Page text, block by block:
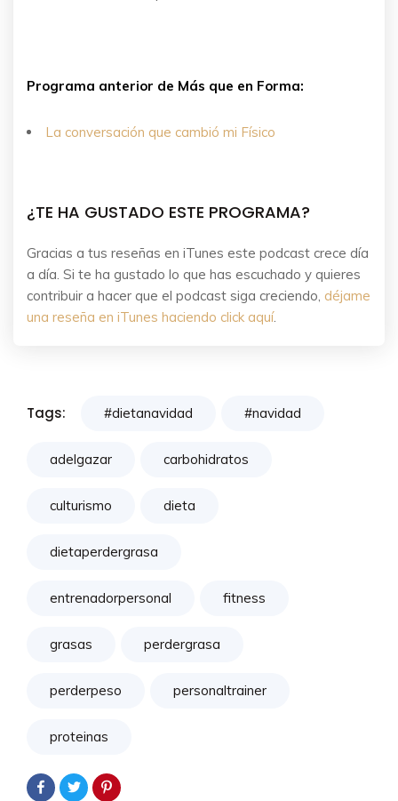
Programa anterior de Más que en Forma:
La conversación que cambió mi Físico
¿TE HA GUSTADO ESTE PROGRAMA?
Gracias a tus reseñas en iTunes este podcast crece día
a día. Si te ha gustado lo que has escuchado y quieres
contribuir a hacer que el podcast siga creciendo, déjame
una reseña en iTunes haciendo click aquí.
Tags: #dietanavidad #navidad
adelgazar carbohidratos
culturismo dieta
dietaperdergrasa
entrenadorpersonal fitness
grasas perdergrasa
perderpeso personaltrainer
proteinas